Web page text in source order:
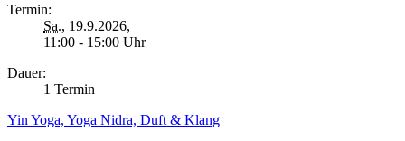
Termin:
Sa., 19.9.2026,
11:00 - 15:00 Uhr
Dauer:
1 Termin
Yin Yoga, Yoga Nidra, Duft & Klang